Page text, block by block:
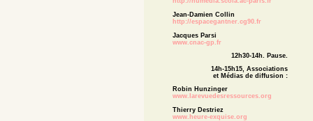
Jean-Damien Collin
http://espacegantner.cg90.fr
Jacques Parsi
www.cnac-gp.fr
12h30-14h. Pause.
14h-15h15, Associations
et Médias de diffusion :
Robin Hunzinger
www.larevuedesressources.org
Thierry Destriez
www.heure-exquise.org